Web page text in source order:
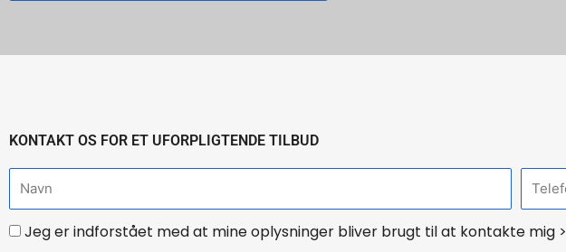
KONTAKT OS FOR ET UFORPLIGTENDE TILBUD
a
v
e
l
i
Jeg er indforstået med at mine oplysninger bliver brugt til at kontakte mig >